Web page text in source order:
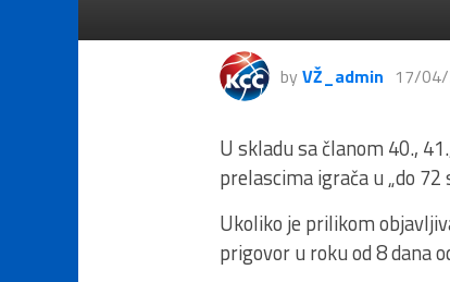
by VŽ_admin 17/
U skladu sa članom 40.,
prelascima igrača u „do
Ukoliko je prilikom
prigovor u roku od 8 dana